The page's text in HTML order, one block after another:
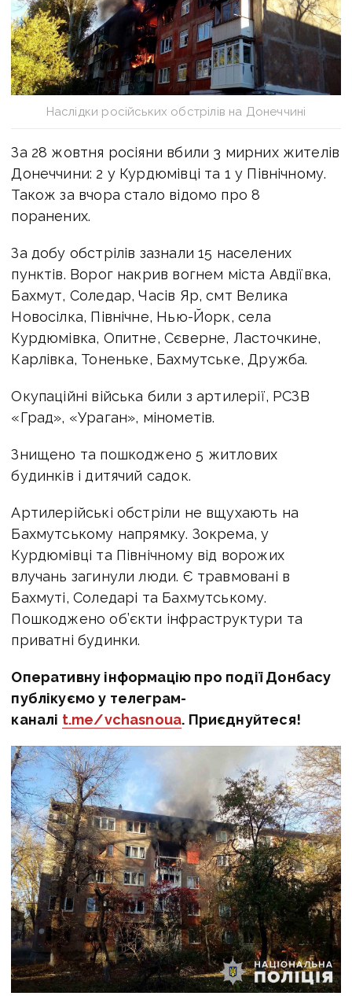
Наслідки російських обстрілів на Донеччині
За 28 жовтня росіяни вбили 3 мирних жителів
Донеччини: 2 у Курдюмівці та 1 у Північному.
Також за вчора стало відомо про 8
поранених.
За добу обстрілів зазнали 15 населених
пунктів. Ворог накрив вогнем міста Авдіївка,
Бахмут, Соледар, Часів Яр, смт Велика
Новосілка, Північне, Нью-Йорк, села
Курдюмівка, Опитне, Сєверне, Ласточкине,
Карлівка, Тоненьке, Бахмутське, Дружба.
Окупаційні війська били з артилерії, РСЗВ
«Град», «Ураган», мінометів.
Знищено та пошкоджено 5 житлових
будинків і дитячий садок.
Артилерійські обстріли не вщухають на
Бахмутському напрямку. Зокрема, у
Курдюмівці та Північному від ворожих
влучань загинули люди. Є травмовані в
Бахмуті, Соледарі та Бахмутському.
Пошкоджено об’єкти інфраструктури та
приватні будинки.
Оперативну інформацію про події Донбасу
публікуємо у телеграм-
каналі t.me/vchasnoua. Приєднуйтеся!